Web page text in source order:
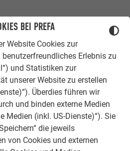
BEI PREFA
Website Cookies zur
Erlebnis zu
und Statistiken zur
unserer Website zu erstellen
Überdies führen wir
und binden externe Medien
Medien (inkl. US-Dienste)“). Sie
die jeweils
von Cookies und externen
Verarbeiter oder
all
uns am Herzen.
als PREFA in